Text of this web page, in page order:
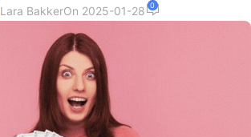
Lara BakkerOn 2025-01-28 0